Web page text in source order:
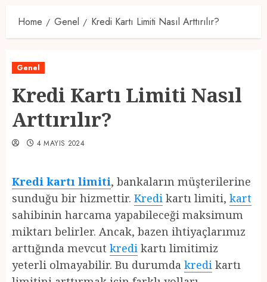
Home Genel Kredi Kartı Limiti Nasıl Arttırılır?
Genel
Kredi Kartı Limiti Nasıl
Arttırılır?
4 MAYIS 2024
Kredi kartı limiti, bankaların müşterilerine
sunduğu bir hizmettir. Kredi kartı limiti, kart
sahibinin harcama yapabileceği maksimum
miktarı belirler. Ancak, bazen ihtiyaçlarımız
arttığında mevcut kredi kartı limitimiz
yeterli olmayabilir. Bu durumda kredi kartı